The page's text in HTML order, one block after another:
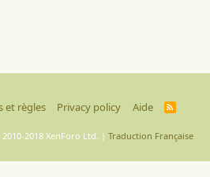
et règles Privacy policy Aide
R
2018 XenForo Ltd. | Traduction Française